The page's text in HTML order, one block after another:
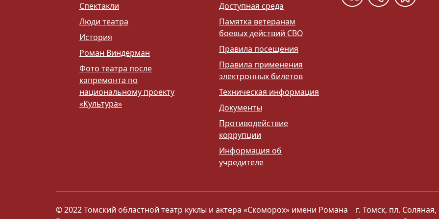
Спектакли
Люди театра
История
Роман Виндерман
Фото театра после
капремонта по
национальному проекту
«Культура»
Доступная среда
Памятка ветеранам
боевых действий СВО
Правила посещения
Правила применения
электронных билетов
Техническая информация
Документы
Противодействие
коррупции
Информация об
учредителе
© 2022 Томский областной театр куклы и актера «Скоморох» имени Романа
г. Томск, пл. Соляная,